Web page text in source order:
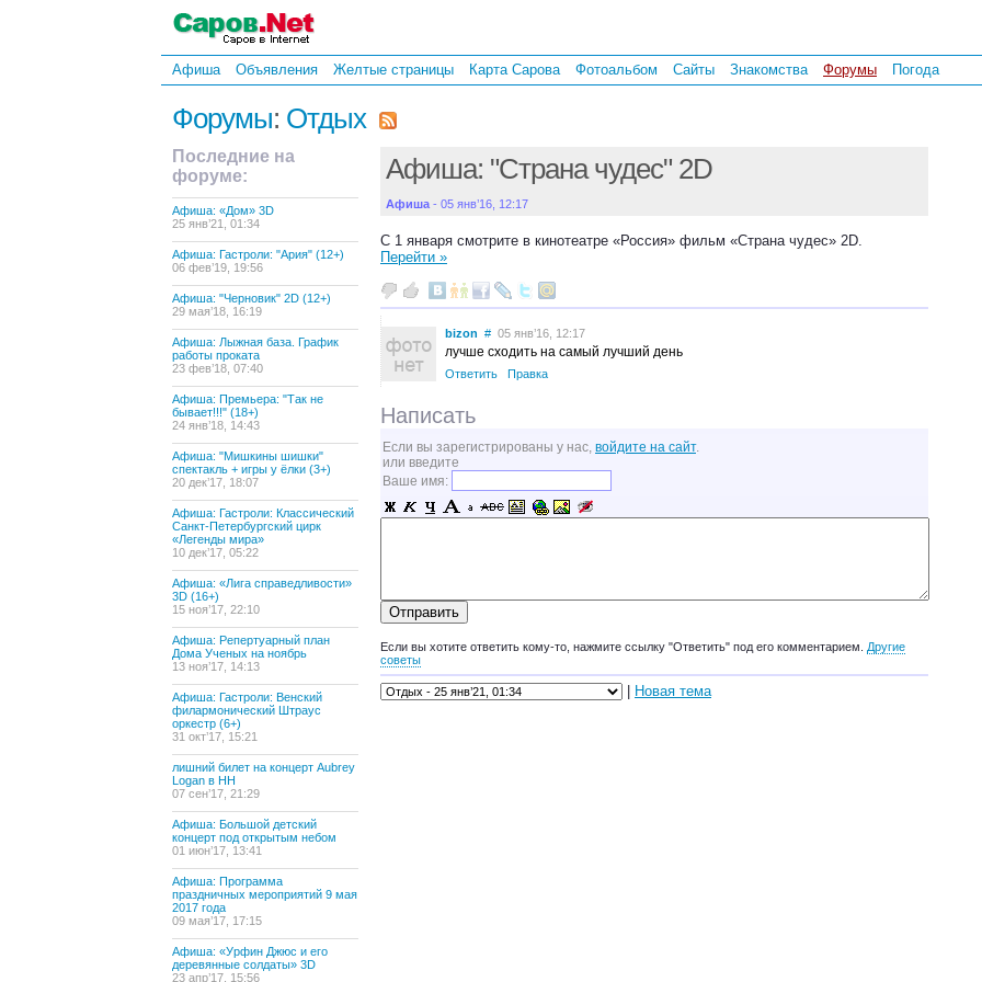
Афиша Объявления Желтые страницы Карта Сарова Фотоальбом Сайты Знакомства Форумы Погода
Форумы: Отдых
Последние на
форуме:
Афиша: «Дом» 3D
25 янв’21, 01:34
Афиша: Гастроли: "Ария" (12+)
06 фев’19, 19:56
Афиша: "Черновик" 2D (12+)
29 мая’18, 16:19
Афиша: Лыжная база. График
работы проката
23 фев’18, 07:40
Афиша: Премьера: "Так не
бывает!!!" (18+)
24 янв’18, 14:43
Афиша: "Мишкины шишки"
спектакль + игры у ёлки (3+)
20 дек’17, 18:07
Афиша: Гастроли: Классический
Санкт-Петербургский цирк
«Легенды мира»
10 дек’17, 05:22
Афиша: «Лига справедливости»
3D (16+)
15 ноя’17, 22:10
Афиша: Репертуарный план
Дома Ученых на ноябрь
13 ноя’17, 14:13
Афиша: Гастроли: Венский
филармонический Штраус
оркестр (6+)
31 окт’17, 15:21
лишний билет на концерт Aubrey
Logan в НН
07 сен’17, 21:29
Афиша: Большой детский
концерт под открытым небом
01 июн’17, 13:41
Афиша: Программа
праздничных мероприятий 9 мая
2017 года
09 мая’17, 17:15
Афиша: «Урфин Джюс и его
деревянные солдаты» 3D
23 апр’17, 15:56
Афиша: "Страна чудес" 2D
Афиша - 05 янв’16, 12:17
С 1 января смотрите в кинотеатре «Россия» фильм «Страна чудес» 2D.
Перейти »
bizon # 05 янв’16, 12:17
лучше сходить на самый лучший день
Ответить Правка
Написать
Если вы зарегистрированы у нас, войдите на сайт.
или введите
Ваше имя:
Если вы хотите ответить кому-то, нажмите ссылку "Ответить" под его комментарием. Другие
советы
Новая тема